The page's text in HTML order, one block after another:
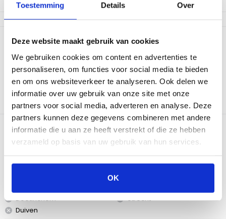
Toestemming Details Over
Deze website maakt gebruik van cookies
We gebruiken cookies om content en advertenties te
personaliseren, om functies voor social media te bieden
en om ons websiteverkeer te analyseren. Ook delen we
informatie over uw gebruik van onze site met onze
partners voor social media, adverteren en analyse. Deze
partners kunnen deze gegevens combineren met andere
informatie die u aan ze heeft verstrekt of die ze hebben
verzameld op basis van uw gebruik van hun services.
OK
Productomschrijving
Wil je roken op uw barbecue? Geen probleem! Met deze rookbox
van Outdoorchef geef je jouw gerechten een heerlijke gerookte
smaak. Vul de box met vochtige rooksnippers en hang hem in
jouw barbecue. Wanneer je een houtskoolbarbecue hebt, kan je
de box in de gloeiende kolen leggen. Geschikt voor de gas en
houtskoolbarbecues
Bekijk dit product in onze winkels
Amsterdam
Doetinchem
Duiven
Eindhoven
Utrecht